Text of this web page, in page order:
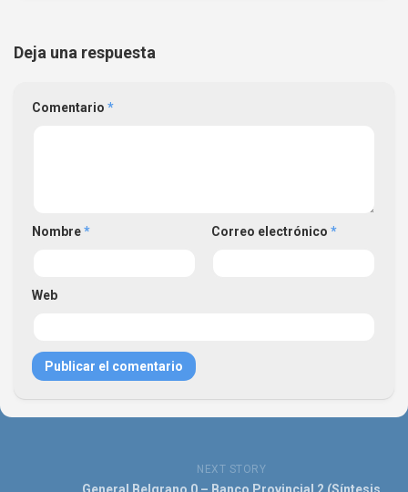
Deja una respuesta
Comentario *
Nombre* Correo electrónico *
Web
NEXT STORY
General Belgrano 0 – Banco Provincial 2 (Síntesis